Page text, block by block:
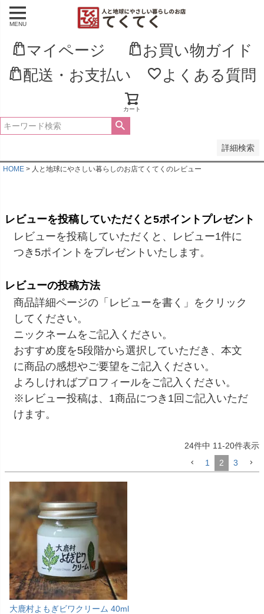
MENU
マイページ
お買い物ガイド
配送・お支払い
よくある質問
カート
詳細検索
新着順
登録順
価格が高い順
優先度順
HOME 人と地球にやさしい暮らしのお店てくてくのレビュー
レビューを投稿していただくと5ポイントプレゼント
レビューを投稿していただくと、レビュー1件に
つき5ポイントをプレゼントいたします。
レビューの投稿方法
商品詳細ページの「レビューを書く」をクリック
してください。
ニックネームをご記入ください。
おすすめ度を5段階から選択していただき、本文
に商品の感想やご要望をご記入ください。
よろしければプロフィールをご記入ください。
※レビュー投稿は、1商品につき1回ご記入いただ
けます。
24件中 11-20件表示
1
2 3
大鹿村よもぎビワクリーム 40ml